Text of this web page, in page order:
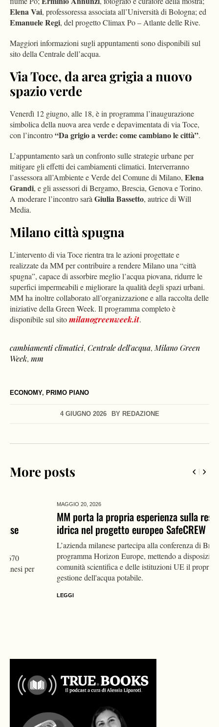
ECONOMY, PRIMO PIANO
4 GIUGNO 2026 BY REDAZIONE
Elena Vai, professoressa associata all’Università di Bologna; ed
Emanuele Regi, del progetto Climax Po – Atlante delle Rive.
Maggiori informazioni sugli appuntamenti sono disponibili sul
sito della Centrale dell’acqua.
Via Toce, da area grigia a nuovo
spazio verde
Venerdì 12 giugno, alle 18, è in programma l’inaugurazione
simbolica della nuova area verde e depavimentata di via Toce,
con l’incontro“Da grigio a verde: come cambiano le città”.
L’appuntamento sarà un confronto sulle strategie urbane per
mitigare gli effetti dei cambiamenti climatici. Interverranno
l’assessora all’Ambiente e Verde del Comune di Milano, Elena
Grandi, e gli assessori di Bergamo, Brescia, Genova e Torino.
A moderare l’incontro saràGiulia Bassetto, autrice di Will
Media.
Milano città spugna
L’intervento di via Toce rientra tra le azioni progettate e
realizzate da MM per contribuire a rendere Milano una “città
spugna”, capace di assorbire meglio l’acqua piovana, ridurre le
superfici impermeabili e migliorare la qualità degli spazi urbani.
MM ha inoltre collaborato all’organizzazione e alla raccolta delle
iniziative della Green Week. Il programma completo è
disponibile sul sitomilanogreenweek.it.
cambiamenti climatici, Centrale dell'acqua,Milano Green
Week, mm
More posts
MM porta la propria esperienza sulla resilienza
idrica nel progetto europeo SafeCREW
L’azienda milanese partecipa alla conferenza di Bruxelles del
programma Horizon Europe, mettendo a disposizione della
comunità scientifica e delle istituzioni UE il proprio modello di
gestione dell'acqua potabile.